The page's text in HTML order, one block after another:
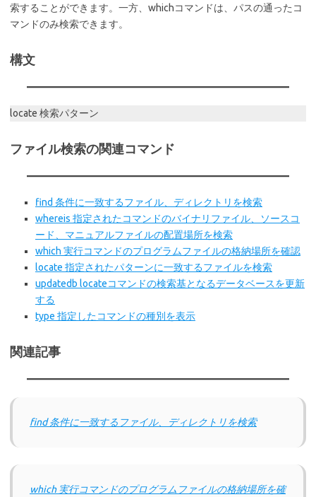
索することができます。一方、whichコマンドは、パスの通ったコ
マンドのみ検索できます。
構文
locate 検索パターン
ファイル検索の関連コマンド
find 条件に一致するファイル、ディレクトリ を検索
whereis 指定されたコマンドのバイナリファイル、ソースコ
ード、マニュアルファイルの配置場所を検索
which 実行コマンドのプログラムファイルの格納場所を確認
locate 指定されたパターンに一致するファイルを検索
updatedb locateコマンドの検索基となるデータベースを更新
する
type 指定したコマンドの種別を表示
関連記事
find 条件に一致するファイル、ディレクトリを検索
which 実行コマンドのプログラムファイルの格納場所を確